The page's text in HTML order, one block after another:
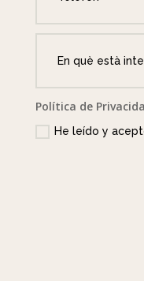
Política de
He leído y